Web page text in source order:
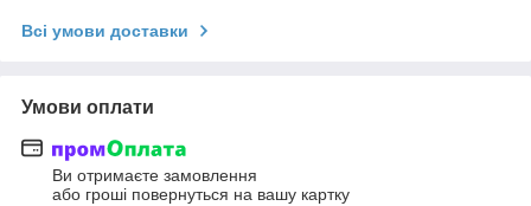
Всі умови доставки
Умови оплати
Ви отримаєте замовлення
або гроші повернуться на вашу картку